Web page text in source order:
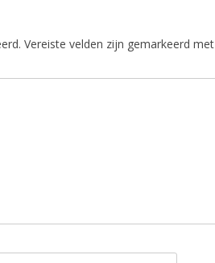
Vereiste velden zijn gemarkeerd met